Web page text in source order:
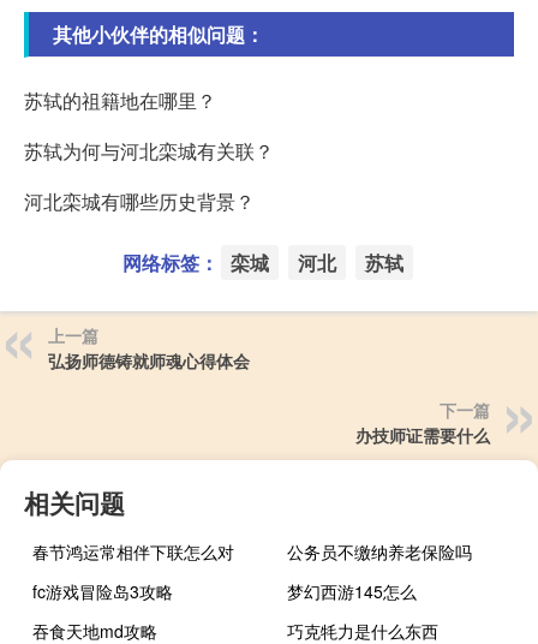
其他小伙伴的相似问题：
苏轼的祖籍地在哪里？
苏轼为何与河北栾城有关联？
河北栾城有哪些历史背景？
网络标签： 栾城 河北 苏轼
上一篇
弘扬师德铸就师魂心得体会
下一篇
办技师证需要什么
相关问题
春节鸿运常相伴下联怎么对
公务员不缴纳养老保险吗
fc游戏冒险岛3攻略
梦幻西游145怎么
吞食天地md攻略
巧克牦力是什么东西